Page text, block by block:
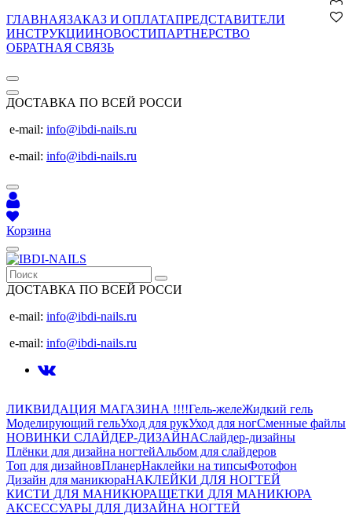
ГЛАВНАЯЗАКАЗ И ОПЛАТАПРЕДСТАВИТЕЛИ
ИНСТРУКЦИИНОВОСТИПАРТНЕРСТВО
ОБРАТНАЯ СВЯЗЬ
ДОСТАВКА ПО ВСЕЙ РОССИ
e-mail: info@ibdi-nails.ru
e-mail: info@ibdi-nails.ru
Корзина
ДОСТАВКА ПО ВСЕЙ РОССИ
e-mail: info@ibdi-nails.ru
e-mail: info@ibdi-nails.ru
ЛИКВИДАЦИЯ МАГАЗИНА !!!!Гель-желеЖидкий гель
Моделирующий гельУход для рукУход для ногСменные файлы
НОВИНКИ СЛАЙДЕР-ДИЗАЙНАСлайдер-дизайны
Плёнки для дизайна ногтейАльбом для слайдеров
Топ для дизайновПланерНаклейки на типсыФотофон
Дизайн для маникюраНАКЛЕЙКИ ДЛЯ НОГТЕЙ
КИСТИ ДЛЯ МАНИКЮРАЩЕТКИ ДЛЯ МАНИКЮРА
АКСЕССУАРЫ ДЛЯ ДИЗАЙНА НОГТЕЙ